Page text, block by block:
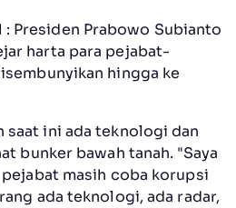
: Presiden Prabowo Subianto
harta para pejabat-
hingga ke
saat ini ada teknologi dan
bunker bawah tanah. "Saya
masih coba korupsi
ada teknologi, ada radar,